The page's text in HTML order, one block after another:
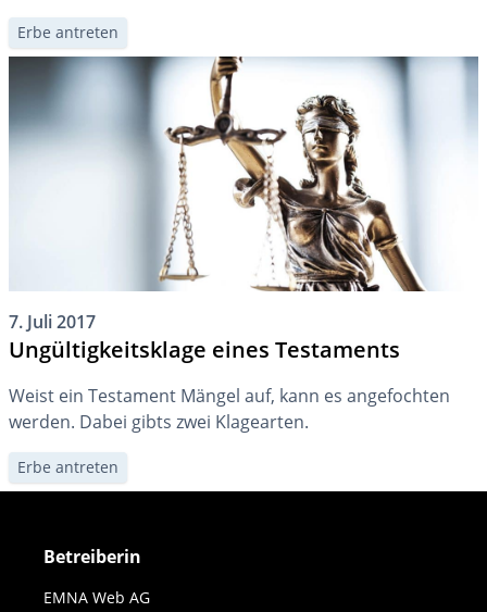
anfechten. Dies ist bspw. bei der fehlenden
Urteilsfähigkeit des Erblassers im Zeitpunkt der
Testamentserstellung der Fall.
Erbe antreten
7. Juli 2017
Ungültigkeitsklage eines Testaments
Weist ein Testament Mängel auf, kann es angefochten
werden. Dabei gibts zwei Klagearten.
Erbe antreten
Betreiberin
EMNA Web AG